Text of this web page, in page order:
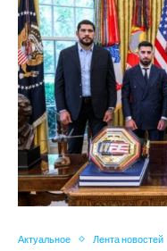
Актуальное Лента новостей